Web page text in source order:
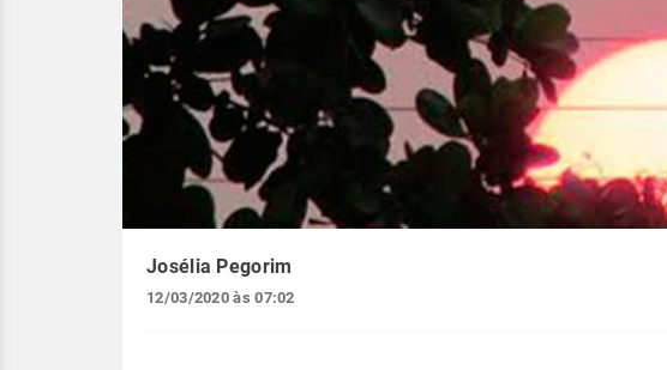
Josélia Pegorim
12/03/2020 às 07:02